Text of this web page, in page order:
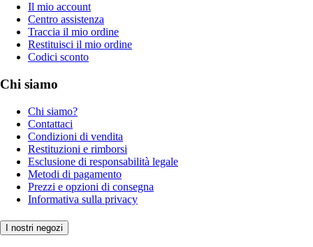
Il mio account
Centro assistenza
Traccia il mio ordine
Restituisci il mio ordine
Codici sconto
Chi siamo
Chi siamo?
Contattaci
Condizioni di vendita
Restituzioni e rimborsi
Esclusione di responsabilità legale
Metodi di pagamento
Prezzi e opzioni di consegna
Informativa sulla privacy
I nostri negozi